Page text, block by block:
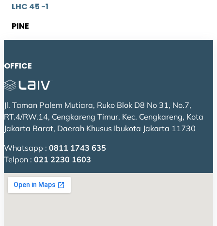
LHC 45 -1
PINE
OFFICE
Jl. Taman Palem Mutiara, Ruko Blok D8 No 31, No.7,
RT.4/RW.14, Cengkareng Timur, Kec. Cengkareng, Kota
Jakarta Barat, Daerah Khusus Ibukota Jakarta 11730
Whatsapp : 0811 1743 635
Telpon : 021 2230 1603